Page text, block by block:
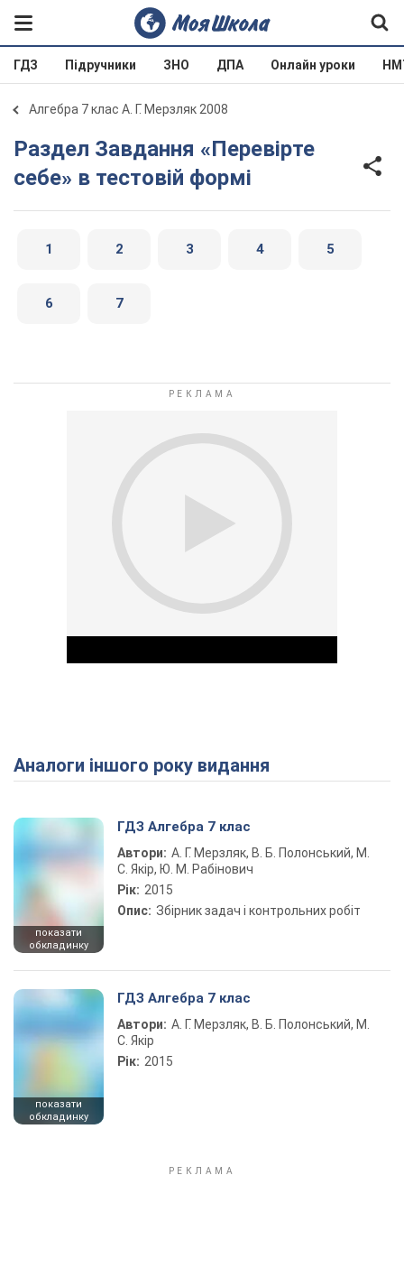
ГДЗ Підручники ЗНО ДПА Онлайн уроки
Алгебра 7 клас А. Г. Мерзляк 2008
Раздел Завдання «Перевірте
себе» в тестовій формі
1 2 3 4 5
6 7
Play Video
Аналоги іншого року видання
показати
обкладинку
ГДЗ Алгебра 7 клас
Автори: А. Г. Мерзляк, В. Б. Полонський, М.
С. Якір, Ю. М. Рабінович
Рік: 2015
Опис: Збірник задач і контрольних робіт
показати
обкладинку
ГДЗ Алгебра 7 клас
Автори: А. Г. Мерзляк, В. Б. Полонський, М.
С. Якір
Рік: 2015